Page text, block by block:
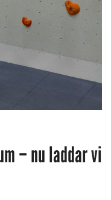
– nu laddar vi